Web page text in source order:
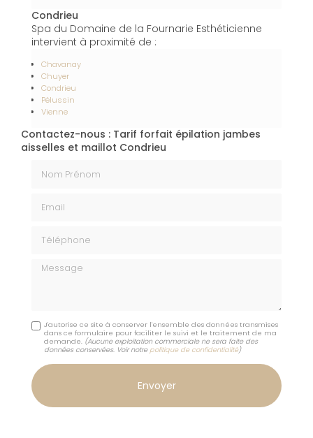
Condrieu
Spa du Domaine de la Fournarie Esthéticienne
intervient à proximité de :
Chavanay
Chuyer
Condrieu
Pélussin
Vienne
Contactez-nous : Tarif forfait épilation jambes
aisselles et maillot Condrieu
Message
J'autorise ce site à conserver l'ensemble des données transmises
dans ce formulaire pour faciliter le suivi et le traitement de ma
demande. (Aucune exploitation commerciale ne sera faite des
données conservées. Voir notre politique de confidentialité)